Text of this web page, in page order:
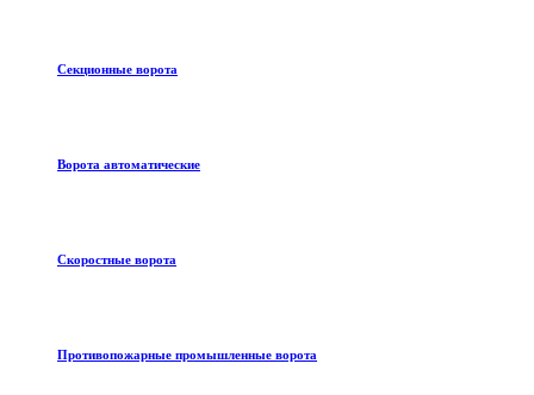
Секционные ворота
Ворота автоматические
Скоростные ворота
Противопожарные промышленные ворота